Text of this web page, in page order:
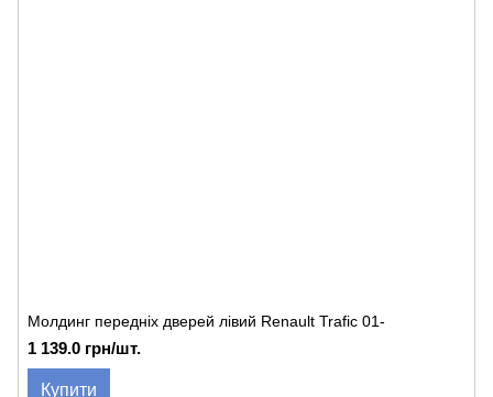
Молдинг передніх дверей лівий Renault Trafic 01-
1 139.0 грн/шт.
Купити